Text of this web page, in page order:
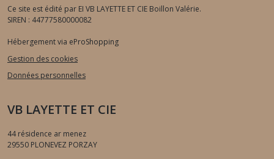
Ce site est édité par EI VB LAYETTE ET CIE Boillon Valérie.
SIREN : 44777580000082
Hébergement via eProShopping
Gestion des cookies
Données personnelles
VB LAYETTE ET CIE
44 résidence ar menez
29550 PLONEVEZ PORZAY